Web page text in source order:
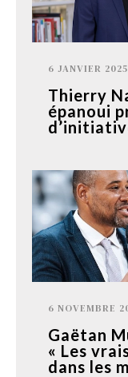
6 JANVIER 2025
Thierry
épanoui
6 NOVEMBRE
Gaëtan
« Les
dans les